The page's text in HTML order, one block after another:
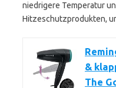
niedrigere Temperatur
Hitzeschutzprodukten,
&
The